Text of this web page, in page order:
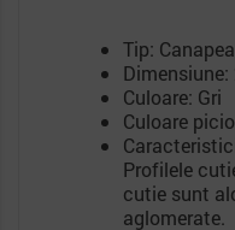
Tip:
Culoare: Gri
Culoare
Profilele
cutie sunt
aglomerate.